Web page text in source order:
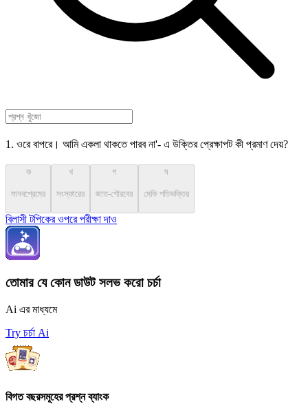
1. ওরে বাপরে। আমি একলা থাকতে পারব না'- এ উক্তির প্রেক্ষাপট কী প্রমাণ দেয়?
ক
মানবপ্রেমের
খ
সংস্কারের
গ
জাত-গৌরবের
ঘ
মেকি পতিভক্তির
বিলাসী টপিকের ওপরে পরীক্ষা দাও
তোমার যে কোন ডাউট সলভ করো চর্চা
Ai এর মাধ্যমে
Try চর্চা Ai
বিগত বছরসমূহের প্রশ্ন ব্যাংক